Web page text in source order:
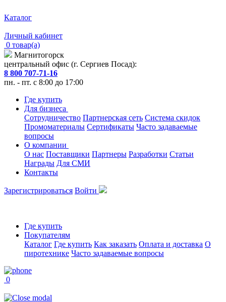
Каталог
Личный кабинет
0 товар(а)
Магнитогорск
центральный офис (г. Сергиев Посад):
8 800 707-71-16
пн. - пт. с 8:00 до 17:00
Где купить
Для бизнеса
Сотрудничество Партнерская сеть Система скидок
Промоматериалы Сертификаты Часто задаваемые
вопросы
О компании
О нас Поставщики Партнеры Разработки Статьи
Награды Для СМИ
Контакты
Зарегистрироваться Войти
Где купить
Покупателям
Каталог Где купить Как заказать Оплата и доставка О
пиротехнике Часто задаваемые вопросы
0